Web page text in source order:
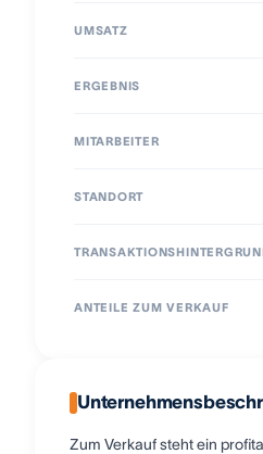
UMSATZ
ERGEBNIS
MITARBEITER
STANDORT
ANTEILE ZUM VERKAUF
Zum Verkauf steht ein